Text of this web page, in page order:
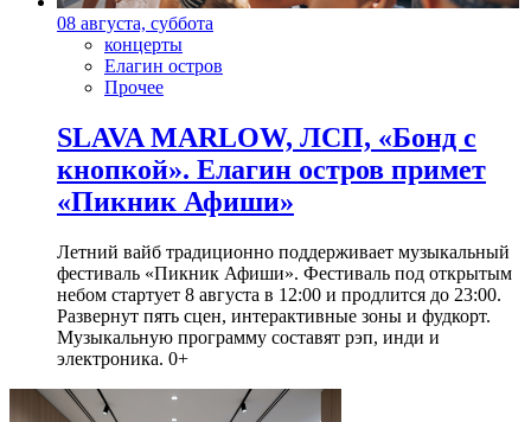
08 августа, суббота
концерты
Елагин остров
Прочее
SLAVA MARLOW, ЛСП, «Бонд с
кнопкой». Елагин остров примет
«Пикник Афиши»
Летний вайб традиционно поддерживает музыкальный
фестиваль «Пикник Афиши». Фестиваль под открытым
небом стартует 8 августа в 12:00 и продлится до 23:00.
Развернут пять сцен, интерактивные зоны и фудкорт.
Музыкальную программу составят рэп, инди и
электроника. 0+